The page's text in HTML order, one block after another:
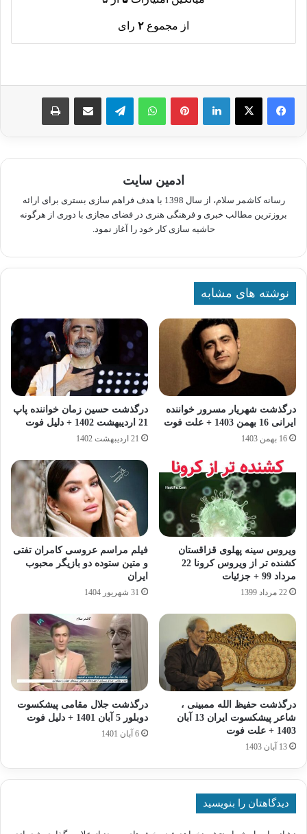
از مجموع ۲ رای
لینکدین پینترستواتس آپ تلگرام اشتراک گذاری از طریق ایمیل چاپ
ادمین سایت
رسانه کاشمر سلام، از سال 1398 با هدف فراهم سازی بستری برای ارائه
بروزترین مطالب خبری و فرهنگی هنری در فضای مجازی با دوری از هرگونه
حاشیه سازی کار خود را آغاز نمود.
نوشته های مشابه
درگذشت شهریار مسرور خواننده
ایرانی 16 بهمن 1403 + علت فوت
16 بهمن 1403
درگذشت حسین زمان خواننده پاپ
21 اردیبهشت 1402 + دلیل فوت
21 اردیبهشت 1402
ویروس سینه پهلوی قزاقستان
کشنده تر از ویروس کرونا 22
مرداد 99 + جزئیات
22 مرداد 1399
فیلم مراسم عروسی کامران تفتی
و متین ستوده دو بازیگر محبوب
ایران
31 شهریور 1404
درگذشت حفیظ‌ الله ممبینی ،
شاعر پیشکسوت ایران 13 آبان
1403 + علت فوت
13 آبان 1403
درگذشت جلال مقامی پیشکسوت
دوبلور 5 آبان 1401 + دلیل فوت
6 آبان 1401
دیدگاهتان را بنویسید